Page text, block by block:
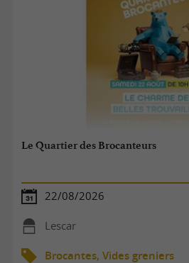
Le Quartier des Brocanteurs
22/08/2026
Lescar
Brocantes, Vides greniers